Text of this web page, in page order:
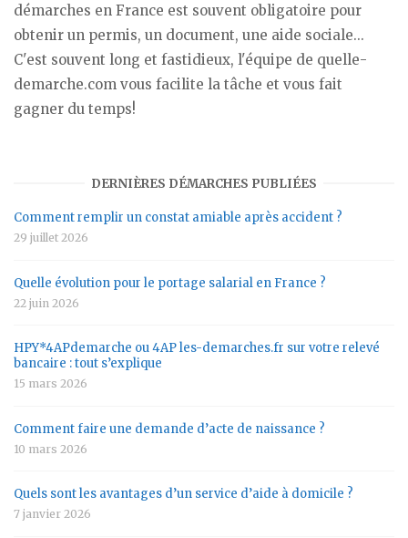
démarches en France est souvent obligatoire pour
obtenir un permis, un document, une aide sociale...
C'est souvent long et fastidieux, l'équipe de quelle-
demarche.com vous facilite la tâche et vous fait
gagner du temps!
DERNIÈRES DÉMARCHES PUBLIÉES
Comment remplir un constat amiable après accident ?
29 juillet 2026
Quelle évolution pour le portage salarial en France ?
22 juin 2026
HPY*4APdemarche ou 4AP les-demarches.fr sur votre relevé
bancaire : tout s’explique
15 mars 2026
Comment faire une demande d’acte de naissance ?
10 mars 2026
Quels sont les avantages d’un service d’aide à domicile ?
7 janvier 2026